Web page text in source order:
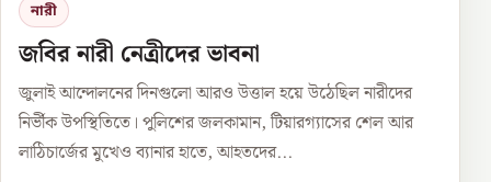
নারী
জবির নারী নেত্রীদের ভাবনা
জুলাই আন্দোলনের দিনগুলো আরও উত্তাল হয়ে উঠেছিল নারীদের
নির্ভীক উপস্থিতিতে। পুলিশের জলকামান, টিয়ারগ্যাসের শেল আর
লাঠিচার্জের মুখেও ব্যানার হাতে, আহতদের...